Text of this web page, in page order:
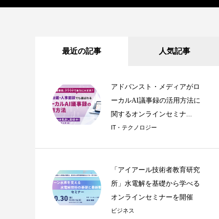
最近の記事 人気記事
アドバンスト・メディアがロ
ーカルAI議事録の活用方法に
関するオンラインセミナ...
IT・テクノロジー
「アイアール技術者教育研究
所」水電解を基礎から学べる
オンラインセミナーを開催
ビジネス